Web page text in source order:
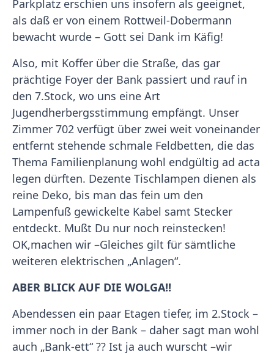
Parkplatz erschien uns insofern als geeignet,
als daß er von einem Rottweil-Dobermann
bewacht wurde – Gott sei Dank im Käfig!
Also, mit Koffer über die Straße, das gar
prächtige Foyer der Bank passiert und rauf in
den 7.Stock, wo uns eine Art
Jugendherbergsstimmung empfängt. Unser
Zimmer 702 verfügt über zwei weit voneinander
entfernt stehende schmale Feldbetten, die das
Thema Familienplanung wohl endgültig ad acta
legen dürften. Dezente Tischlampen dienen als
reine Deko, bis man das fein um den
Lampenfuß gewickelte Kabel samt Stecker
entdeckt. Mußt Du nur noch reinstecken!
OK,machen wir –Gleiches gilt für sämtliche
weiteren elektrischen „Anlagen“.
ABER BLICK AUF DIE WOLGA!!
Abendessen ein paar Etagen tiefer, im 2.Stock –
immer noch in der Bank – daher sagt man wohl
auch „Bank-ett“ ?? Ist ja auch wurscht –wir